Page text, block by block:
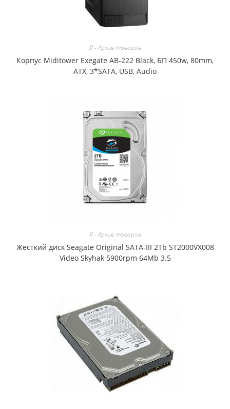
Я - Архив товаров
Корпус Miditower Exegate AB-222 Black, БП 450w, 80mm,
ATX, 3*SATA, USB, Audio
Я - Архив товаров
Жесткий диск Seagate Original SATA-III 2Tb ST2000VX008
Video Skyhak 5900rpm 64Mb 3.5